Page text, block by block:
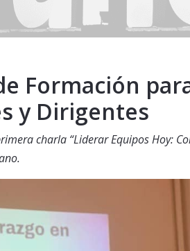
Formación
y Dirigentes
charla “Liderar Equipos Hoy: